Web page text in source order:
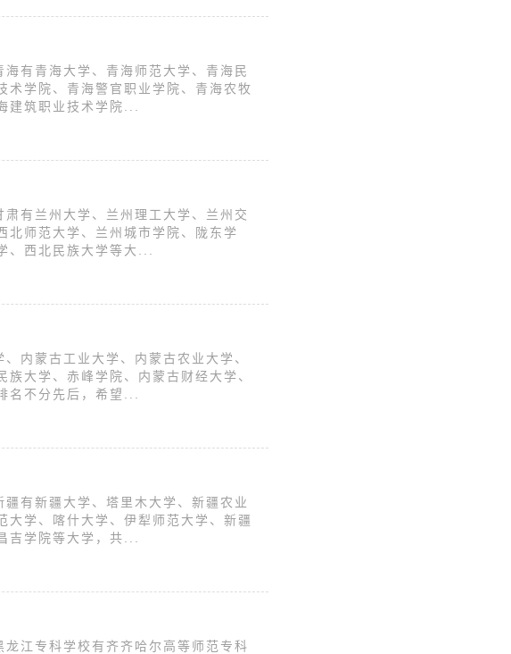
有青海大学、青海师范大学、青海民
术学院、青海警官职业学院、青海农牧
建筑职业技术学院...
有兰州大学、兰州理工大学、兰州交
北师范大学、兰州城市学院、陇东学
、西北民族大学等大...
内蒙古工业大学、内蒙古农业大学、
大学、赤峰学院、内蒙古财经大学、
名不分先后，希望...
有新疆大学、塔里木大学、新疆农业
大学、喀什大学、伊犁师范大学、新疆
吉学院等大学，共...
江专科学校有齐齐哈尔高等师范专科